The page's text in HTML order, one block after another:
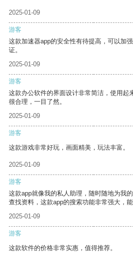
2025-01-09
游客
这款加速器app的安全性有待提高，可以加
证。
2025-01-09
游客
这款办公软件的界面设计非常简洁，使用起
很合理，一目了然。
2025-01-09
游客
这款游戏非常好玩，画面精美，玩法丰富。
2025-01-09
游客
这款app就像我的私人助理，随时随地为我
查找资料，这款app的搜索功能非常强大，
2025-01-09
游客
这款软件的价格非常实惠，值得推荐。